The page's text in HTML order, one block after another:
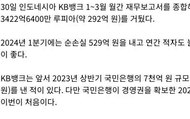
30일 인도네시아 KB뱅크 1~3월 월간 재무보고서를 종
3422억6400만 루피아(약 292억 원)를 거뒀다.
2024년 1분기에는 순손실 529억 원을 내고 연간 적자도
이 좋다.
KB뱅크는 앞서 2023년 상반기 국민은행의 7천억 원 규
원)를 낸 적이 있다. 다만 국민은행이 경영권을 확보한
이번이 처음이다.